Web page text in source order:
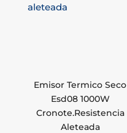
Emisor Termico Seco
Esd08 1000W
Cronote.Resistencia
Aleteada